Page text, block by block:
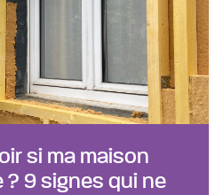
si ma maison
? 9 signes qui ne